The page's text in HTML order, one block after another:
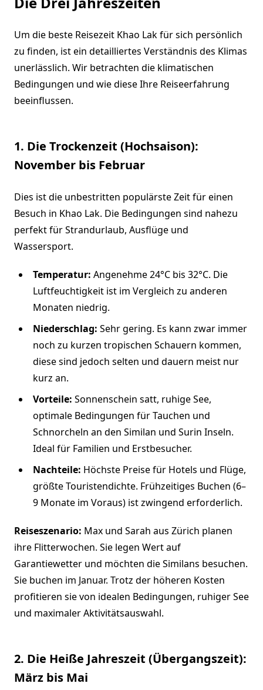
Um die beste Reisezeit Khao Lak für sich persönlich
zu finden, ist ein detailliertes Verständnis des Klimas
unerlässlich. Wir betrachten die klimatischen
Bedingungen und wie diese Ihre Reiseerfahrung
beeinflussen.
1. Die Trockenzeit (Hochsaison):
November bis Februar
Dies ist die unbestritten populärste Zeit für einen
Besuch in Khao Lak. Die Bedingungen sind nahezu
perfekt für Strandurlaub, Ausflüge und
Wassersport.
Temperatur: Angenehme 24°C bis 32°C. Die
Luftfeuchtigkeit ist im Vergleich zu anderen
Monaten niedrig.
Niederschlag: Sehr gering. Es kann zwar immer
noch zu kurzen tropischen Schauern kommen,
diese sind jedoch selten und dauern meist nur
kurz an.
Vorteile: Sonnenschein satt, ruhige See,
optimale Bedingungen für Tauchen und
Schnorcheln an den Similan und Surin Inseln.
Ideal für Familien und Erstbesucher.
Nachteile: Höchste Preise für Hotels und Flüge,
größte Touristendichte. Frühzeitiges Buchen (6–
9 Monate im Voraus) ist zwingend erforderlich.
Reiseszenario: Max und Sarah aus Zürich planen
ihre Flitterwochen. Sie legen Wert auf
Garantiewetter und möchten die Similans besuchen.
Sie buchen im Januar. Trotz der höheren Kosten
profitieren sie von idealen Bedingungen, ruhiger See
und maximaler Aktivitätsauswahl.
2. Die Heiße Jahreszeit (Übergangszeit):
März bis Mai